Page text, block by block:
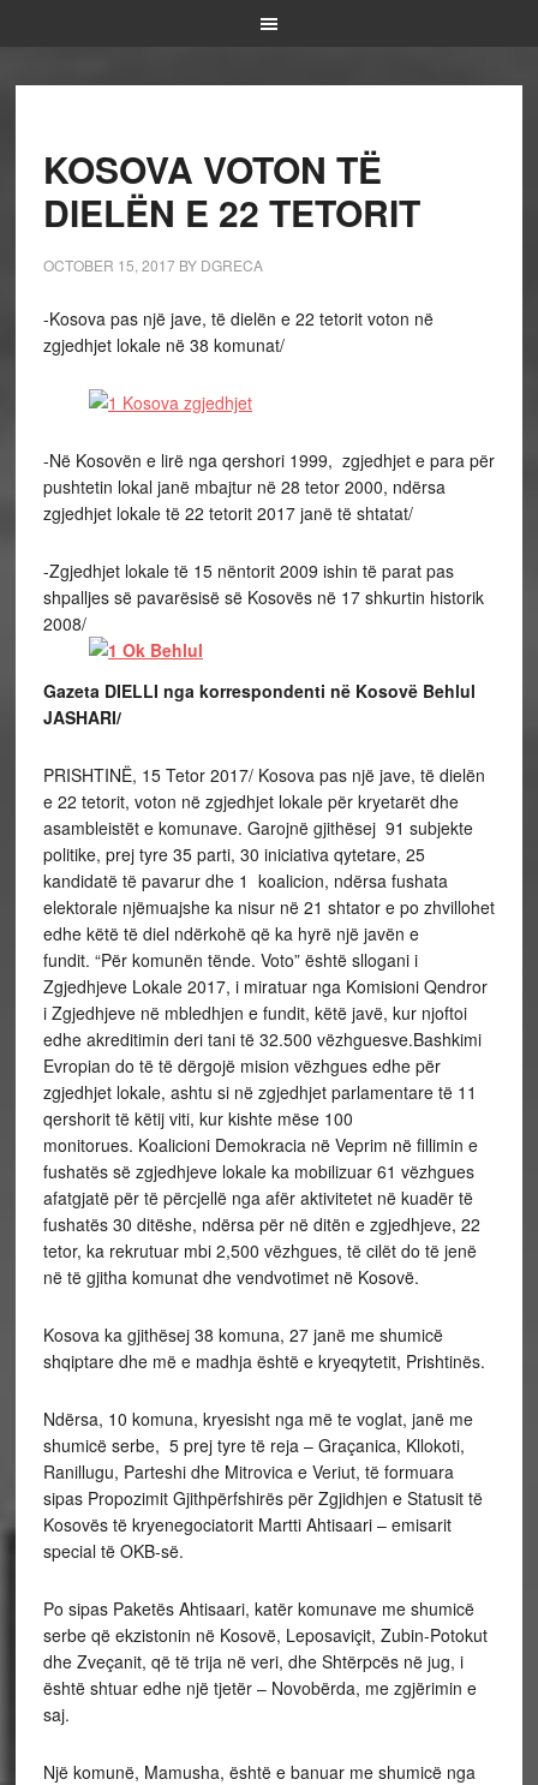
KOSOVA VOTON TË
DIELËN E 22 TETORIT
OCTOBER 15, 2017BY DGRECA
-Kosova pas një jave, të dielën e 22 tetorit voton në
zgjedhjet lokale në 38 komunat/
-Në Kosovën e lirë nga qershori 1999, zgjedhjet e para për
pushtetin lokal janë mbajtur në 28 tetor 2000, ndërsa
zgjedhjet lokale të 22 tetorit 2017 janë të shtatat/
-Zgjedhjet lokale të 15 nëntorit 2009 ishin të parat pas
shpalljes së pavarësisë së Kosovës në 17 shkurtin historik
2008/
Gazeta DIELLI nga korrespondenti në Kosovë Behlul
JASHARI/
PRISHTINË, 15 Tetor 2017/ Kosova pas një jave, të dielën
e 22 tetorit, voton në zgjedhjet lokale për kryetarët dhe
asambleistët e komunave. Garojnë gjithësej 91 subjekte
politike, prej tyre 35 parti, 30 iniciativa qytetare, 25
kandidatë të pavarur dhe 1 koalicion, ndërsa fushata
elektorale njëmuajshe ka nisur në 21 shtator e po zhvillohet
edhe këtë të diel ndërkohë që ka hyrë një javën e
fundit. “Për komunën tënde. Voto” është sllogani i
Zgjedhjeve Lokale 2017, i miratuar nga Komisioni Qendror
i Zgjedhjeve në mbledhjen e fundit, këtë javë, kur njoftoi
edhe akreditimin deri tani të 32.500 vëzhguesve.Bashkimi
Evropian do të të dërgojë mision vëzhgues edhe për
zgjedhjet lokale, ashtu si në zgjedhjet parlamentare të 11
qershorit të këtij viti, kur kishte mëse 100
monitorues. Koalicioni Demokracia në Veprim në fillimin e
fushatës së zgjedhjeve lokale ka mobilizuar 61 vëzhgues
afatgjatë për të përcjellë nga afër aktivitetet në kuadër të
fushatës 30 ditëshe, ndërsa për në ditën e zgjedhjeve, 22
tetor, ka rekrutuar mbi 2,500 vëzhgues, të cilët do të jenë
në të gjitha komunat dhe vendvotimet në Kosovë.
Kosova ka gjithësej 38 komuna, 27 janë me shumicë
shqiptare dhe më e madhja është e kryeqytetit, Prishtinës.
Ndërsa, 10 komuna, kryesisht nga më te voglat, janë me
shumicë serbe, 5 prej tyre të reja – Graçanica, Kllokoti,
Ranillugu, Parteshi dhe Mitrovica e Veriut, të formuara
sipas Propozimit Gjithpërfshirës për Zgjidhjen e Statusit të
Kosovës të kryenegociatorit Martti Ahtisaari – emisarit
special të OKB-së.
Po sipas Paketës Ahtisaari, katër komunave me shumicë
serbe që ekzistonin në Kosovë, Leposaviçit, Zubin-Potokut
dhe Zveçanit, që të trija në veri, dhe Shtërpcës në jug, i
është shtuar edhe një tjetër – Novobërda, me zgjërimin e
saj.
Një komunë, Mamusha, është e banuar me shumicë nga